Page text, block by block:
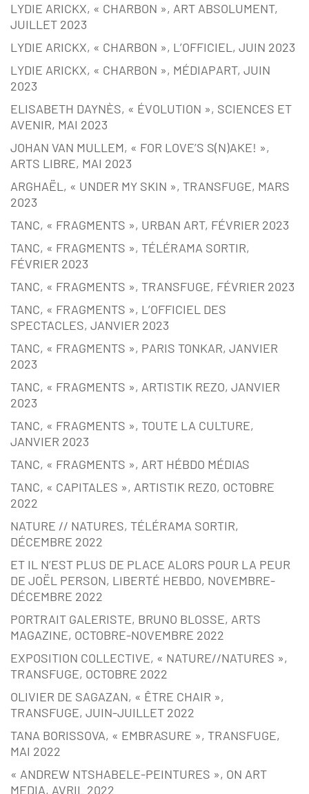
LYDIE ARICKX, « CHARBON », ART ABSOLUMENT,
JUILLET 2023
LYDIE ARICKX, « CHARBON », L’OFFICIEL, JUIN 2023
LYDIE ARICKX, « CHARBON », MÉDIAPART, JUIN
2023
ELISABETH DAYNÈS, « ÉVOLUTION », SCIENCES ET
AVENIR, MAI 2023
JOHAN VAN MULLEM, « FOR LOVE’S S(N)AKE! »,
ARTS LIBRE, MAI 2023
ARGHAËL, « UNDER MY SKIN », TRANSFUGE, MARS
2023
TANC, « FRAGMENTS », URBAN ART, FÉVRIER 2023
TANC, « FRAGMENTS », TÉLÉRAMA SORTIR,
FÉVRIER 2023
TANC, « FRAGMENTS », TRANSFUGE, FÉVRIER 2023
TANC, « FRAGMENTS », L’OFFICIEL DES
SPECTACLES, JANVIER 2023
TANC, « FRAGMENTS », PARIS TONKAR, JANVIER
2023
TANC, « FRAGMENTS », ARTISTIK REZO, JANVIER
2023
TANC, « FRAGMENTS », TOUTE LA CULTURE,
JANVIER 2023
TANC, « FRAGMENTS », ART HÉBDO MÉDIAS
TANC, « CAPITALES », ARTISTIK REZ0, OCTOBRE
2022
NATURE // NATURES, TÉLÉRAMA SORTIR,
DÉCEMBRE 2022
ET IL N’EST PLUS DE PLACE ALORS POUR LA PEUR
DE JOËL PERSON, LIBERTÉ HEBDO, NOVEMBRE-
DÉCEMBRE 2022
PORTRAIT GALERISTE, BRUNO BLOSSE, ARTS
MAGAZINE, OCTOBRE-NOVEMBRE 2022
EXPOSITION COLLECTIVE, « NATURE//NATURES »,
TRANSFUGE, OCTOBRE 2022
OLIVIER DE SAGAZAN, « ÊTRE CHAIR »,
TRANSFUGE, JUIN-JUILLET 2022
TANA BORISSOVA, « EMBRASURE », TRANSFUGE,
MAI 2022
« ANDREW NTSHABELE-PEINTURES », ON ART
MEDIA, AVRIL 2022